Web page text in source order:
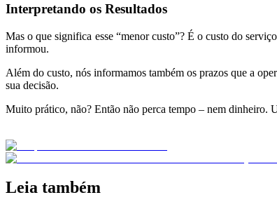
Interpretando os Resultados
Mas o que significa esse “menor custo”? É o custo do
informou.
Além do custo, nós informamos também os prazos que a
sua decisão.
Muito prático, não? Então não perca tempo – nem dinheiro.
Leia também